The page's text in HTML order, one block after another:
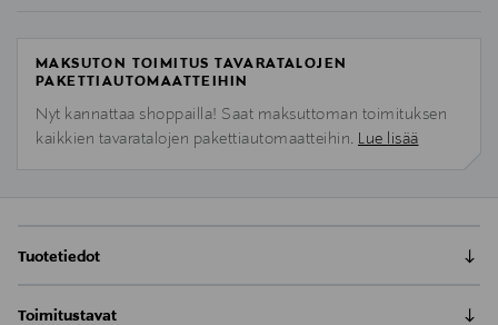
MAKSUTON TOIMITUS TAVARATALOJEN
PAKETTIAUTOMAATTEIHIN
Nyt kannattaa shoppailla! Saat maksuttoman toimituksen
kaikkien tavaratalojen pakettiautomaatteihin. Lue lisää
Tuotetiedot
Classic Glam- koiran peti antaa parhaan
Toimitustavat